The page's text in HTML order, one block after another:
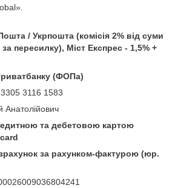
/ Укрпошта (комісія 2% від суми
пересилку), Міст Експрес - 1,5% +
(ФОПа)
3305 3116 1583
та дебетовою картою
за рахунком-фактурою (юр.